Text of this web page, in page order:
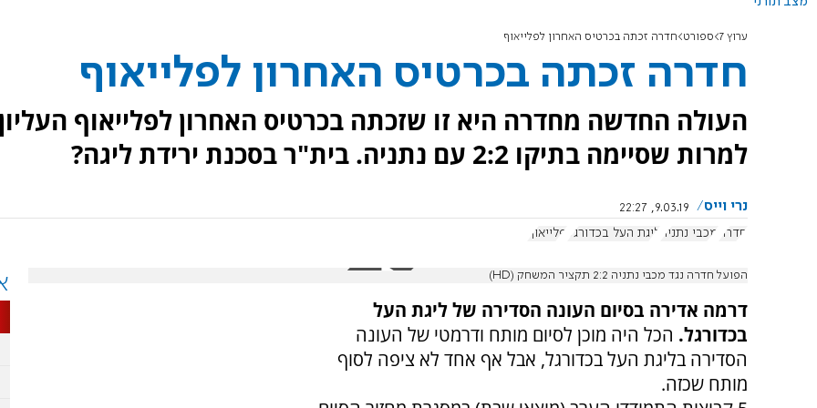
ערוץ 7 ספורט חדרה זכתה בכרטיס האחרון לפלייאוף
חדרה זכתה בכרטיס האחרון לפלייאוף
העולה החדשה מחדרה היא זו שזכתה בכרטיס האחרון לפלייאוף
למרות שסיימה בתיקו 2:2 עם נתניה. בית"ר בסכנת ירידת ליגה?
נרי וייס
9.03.19, 22:27
חדרה
מכבי נתניה ליגת העל בכדורגל פלייאוף
הפועל חדרה נגד מכבי נתניה 2:2 תקציר המשחק (HD)
דרמה אדירה בסיום העונה הסדירה של ליגת העל
בכדורגל. הכל היה מוכן לסיום מותח ודרמטי של העונה
הסדירה בליגת העל בכדורגל, אבל אף אחד לא ציפה לסוף
מותח שכזה.